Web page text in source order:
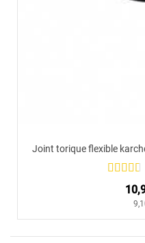
Joint torique flexible